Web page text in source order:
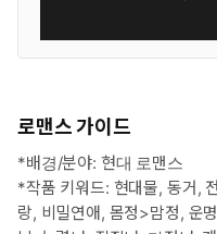
로맨스 가이드
*배경/분야: 현대 로맨스
*작품 키워드: 현대물, 동거,
랑, 비밀연애, 몸정>맘정, 운